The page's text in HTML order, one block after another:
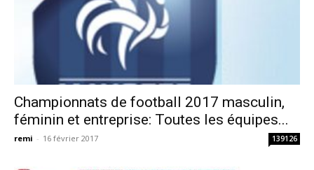
Championnats de football 2017 masculin,
féminin et entreprise: Toutes les équipes...
remi - 16 février 2017 139126